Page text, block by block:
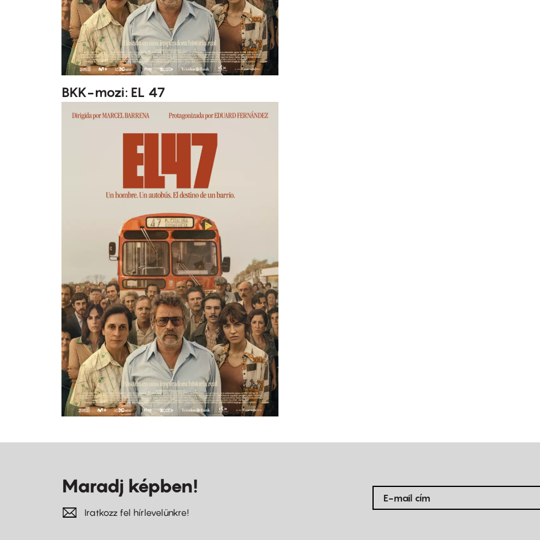
BKK-mozi: EL 47
Maradj képben!
Iratkozz fel hírlevelünkre!